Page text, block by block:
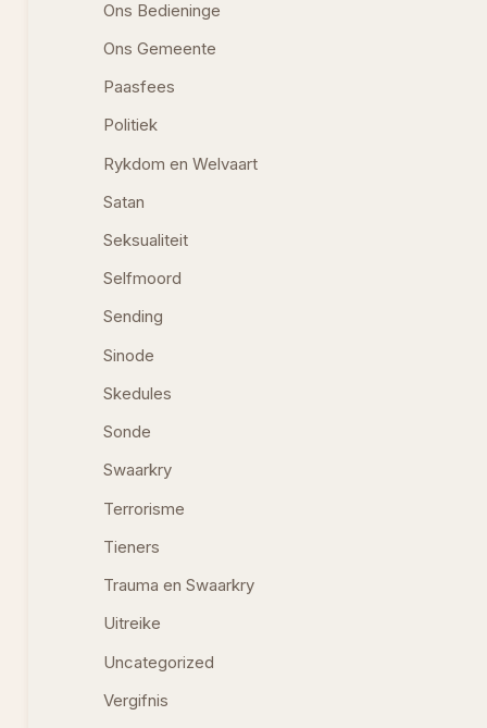
Ons Bedieninge
Ons Gemeente
Paasfees
Politiek
Rykdom en Welvaart
Satan
Seksualiteit
Selfmoord
Sending
Sinode
Skedules
Sonde
Swaarkry
Terrorisme
Tieners
Trauma en Swaarkry
Uitreike
Uncategorized
Vergifnis